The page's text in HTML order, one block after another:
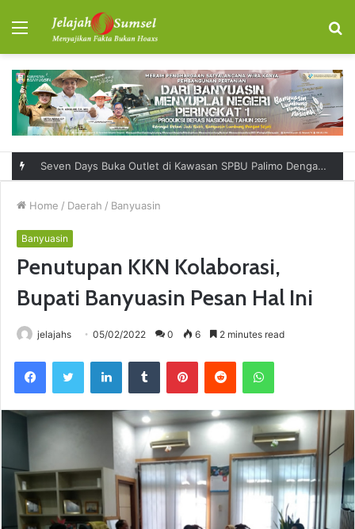
Menu
Seven Days Buka Outlet di Kawasan SPBU Palimo Dengan Konsep One Stop Hangout Destination
Home / Daerah / Banyuasin
Banyuasin
Penutupan KKN Kolaborasi,
Bupati Banyuasin Pesan Hal Ini
jelajahs 05/02/2022 0 6 2 minutes read